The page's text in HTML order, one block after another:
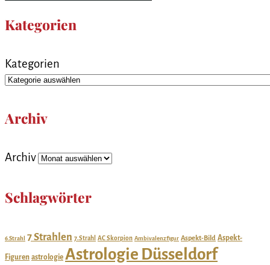
Kategorien
Kategorien
Archiv
Archiv
Schlagwörter
6.Strahl 7 Strahlen 7.Strahl AC Skorpion Ambivalenzfigur Aspekt-Bild Aspekt-
Figuren astrologie Astrologie Düsseldorf